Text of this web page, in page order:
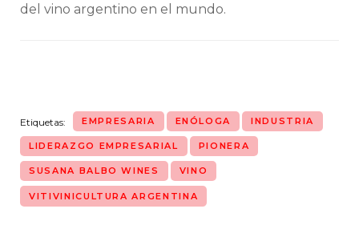
del vino argentino en el mundo.
Etiquetas: EMPRESARIA ENÓLOGA INDUSTRIA
LIDERAZGO EMPRESARIAL PIONERA
SUSANA BALBO WINES VINO
VITIVINICULTURA ARGENTINA